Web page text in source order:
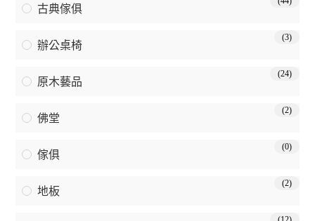
古典傢俱
辦公桌椅
(3)
原木藝品
(24)
佛堂
(2)
傢俱
(0)
地板
(2)